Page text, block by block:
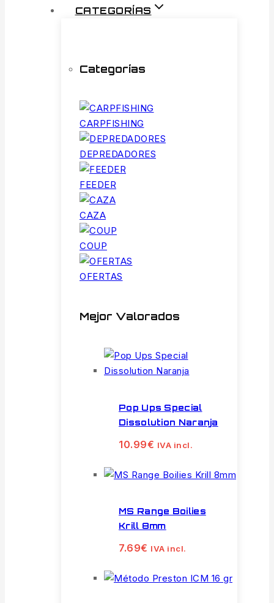
CATEGORÍAS
Categorías
CARPFISHING
DEPREDADORES
FEEDER
CAZA
COUP
OFERTAS
Mejor Valorados
Pop Ups Special
Dissolution Naranja
10.99€ IVA incl.
MS Range Boilies
Krill 8mm
7.69€ IVA incl.